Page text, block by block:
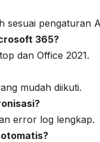
sesuai pengaturan
365?
dan Office 2021.
mudah diikuti.
error log lengkap.